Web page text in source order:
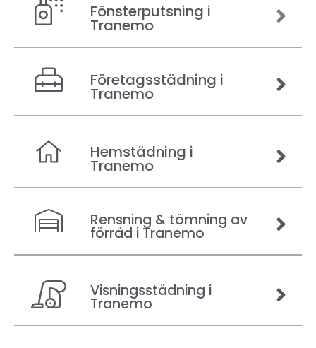
Fönsterputsning i
Tranemo
Företagsstädning i
Tranemo
Hemstädning i
Tranemo
Rensning & tömning av
förråd i Tranemo
Visningsstädning i
Tranemo